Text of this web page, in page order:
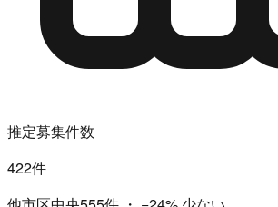
推定募集件数
422件